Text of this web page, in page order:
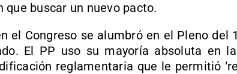
buscar un nuevo pacto.
el Congreso se alumbró en el Pleno del
El PP uso su mayoría absoluta en
reglamentaria que le permitió